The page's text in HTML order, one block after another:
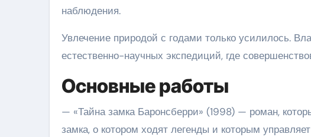
наблюдения.
Увлечение природой с годами только усилилось.
естественно-научных экспедиций, где
Основные работы
— «Тайна замка Баронсберри» (1998) — роман,
замка, о котором ходят легенды и которым